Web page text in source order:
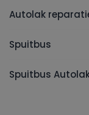
Autolak
Spuitbus
Spuitbus